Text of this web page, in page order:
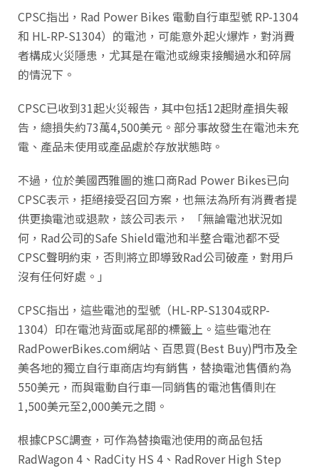
CPSC指出，Rad Power Bikes 電動自行車型號 RP-1304
和 HL-RP-S1304）的電池，可能意外起火爆炸，對消費
者構成火災隱患，尤其是在電池或線束接觸過水和碎屑
的情況下。
CPSC已收到31起火災報告，其中包括12起財產損失報
告，總損失約73萬4,500美元。部分事故發生在電池未充
電、產品未使用或產品處於存放狀態時。
不過，位於美國西雅圖的進口商Rad Power Bikes已向
CPSC表示，拒絕接受召回方案，也無法為所有消費者提
供更換電池或退款，該公司表示， 「無論電池狀況如
何，Rad公司的Safe Shield電池和半整合電池都不受
CPSC聲明約束，否則將立即導致Rad公司破產，對用戶
沒有任何好處。」
CPSC指出，這些電池的型號（HL-RP-S1304或RP-
1304）印在電池背面或尾部的標籤上。這些電池在
RadPowerBikes.com網站、百思買(Best Buy)門市及全
美各地的獨立自行車商店均有銷售，替換電池售價約為
550美元，而與電動自行車一同銷售的電池售價則在
1,500美元至2,000美元之間。
根據CPSC調查，可作為替換電池使用的商品包括
RadWagon 4、RadCity HS 4、RadRover High Step